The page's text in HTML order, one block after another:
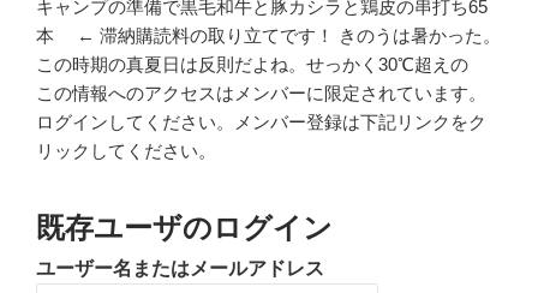
キャンプの準備で黒毛和牛と豚カシラと鶏皮の串打ち65
本 ← 滞納購読料の取り立てです！ きのうは暑かった。
この時期の真夏日は反則だよね。せっかく30℃超えの
この情報へのアクセスはメンバーに限定されています。
ログインしてください。メンバー登録は下記リンクをク
リックしてください。
既存ユーザのログイン
ユーザー名またはメールアドレス